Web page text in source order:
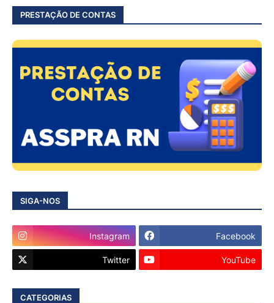
PRESTAÇÃO DE CONTAS
SIGA-NOS
Instagram Facebook
Twitter YouTube
CATEGORIAS